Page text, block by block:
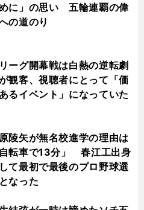
に」の思い 五輪連覇の偉
の道のり
ーグ開幕戦は白熱の逆転劇
観客、視聴者にとって「価
るイベント」になっていた
陵矢が無名校進学の理由は
自転車で13分」 春江工出身
て最初で最後のプロ野球選
なった